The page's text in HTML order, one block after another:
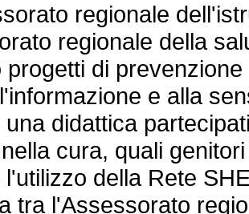
regionale
regionale della
progetti di
e alla
didattica
cura, quali
della Rete
tra l'Assessorato